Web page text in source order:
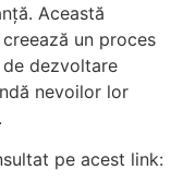
Această
un proces
dezvoltare
nevoilor lor
pe acest link: